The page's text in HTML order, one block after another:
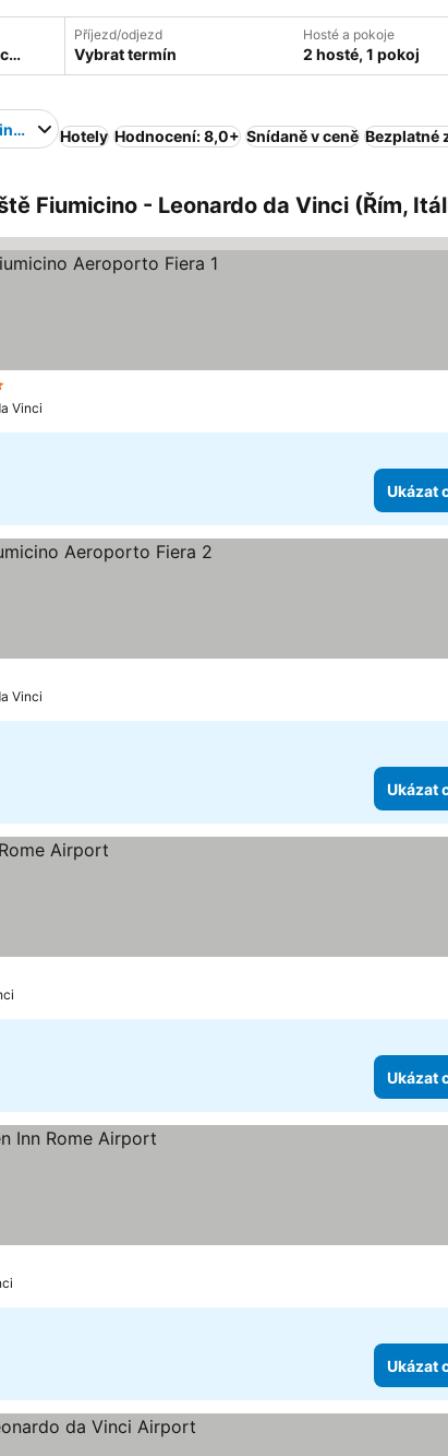
Příjezd/odjezd
Vybrat termín
Hosté a pokoje
2 hosté, 1 pokoj
- Leonardo da Vinci
Hotely Hodnocení: 8,0+ Snídaně v ceně Bezplatné
Fiumicino - Leonardo da Vinci (Řím,
hvězdiček
Vinci
Ukázat
hvězdiček
Vinci
Ukázat
Ukázat
Ukázat